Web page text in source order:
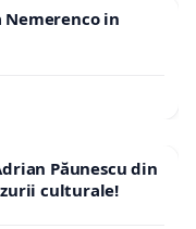
in
Păunescu din
culturale!